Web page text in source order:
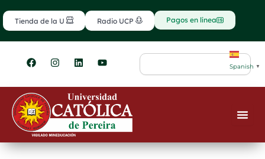
al
contenido
Tienda de la U Radio UCP Pagos en línea
F
a
e
b
o
o
k
I
n
t
g
r
m
L
i
k
e
d
i
n
Y
o
t
u
b
e
Search
Spanish ▼